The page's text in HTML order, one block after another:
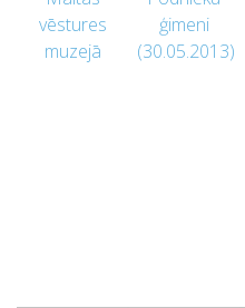
vēstures
muzejā
ģimeni
(30.05.2013)